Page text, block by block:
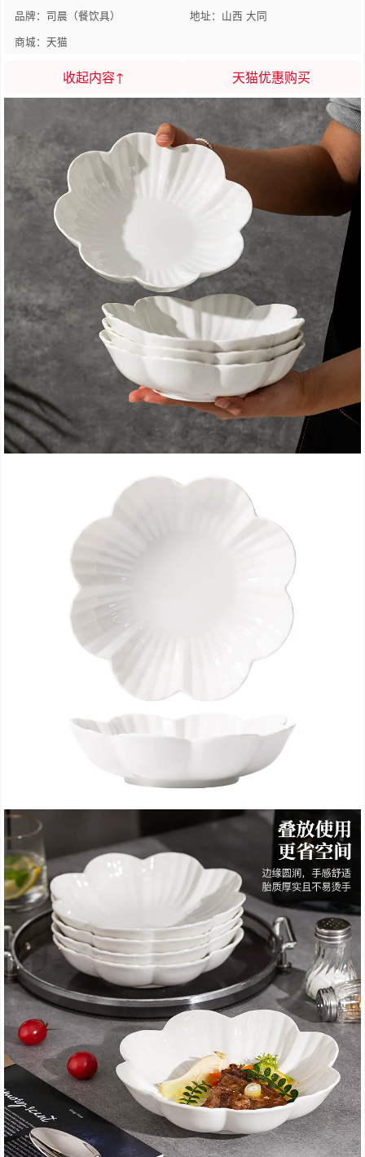
品牌：司晨（餐饮具）
地址：山西 大同
商城：天猫
收起内容↑ 天猫优惠购买